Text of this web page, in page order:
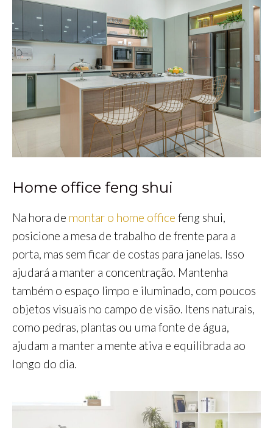
Home office feng shui
Na hora de montar o home office feng shui,
posicione a mesa de trabalho de frente para a
porta, mas sem ficar de costas para janelas. Isso
ajudará a manter a concentração. Mantenha
também o espaço limpo e iluminado, com poucos
objetos visuais no campo de visão. Itens naturais,
como pedras, plantas ou uma fonte de água,
ajudam a manter a mente ativa e equilibrada ao
longo do dia.